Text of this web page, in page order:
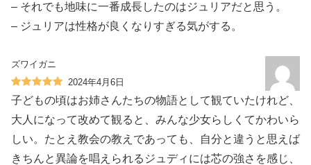
– それでも地味に一番成長したのはジュリアだと思う。
– ジュリアは性格が良くなりすぎる気がする。
ズワイガニ
2024年4月6日
子どもの頃はお姉さんたちの物語として観ていたけれど、
大人になって改めて観ると、みんな少女らしくてかわいら
しい。たとえ教会の教えであっても、自分と違うと思えば
きちんと異論を唱えられるジュディには芯の強さを感じ、